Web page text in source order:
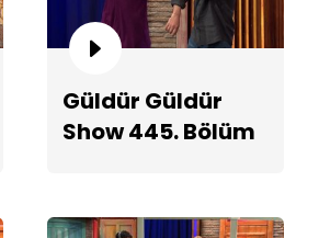
Güldür Güldür
Show 445. Bölüm